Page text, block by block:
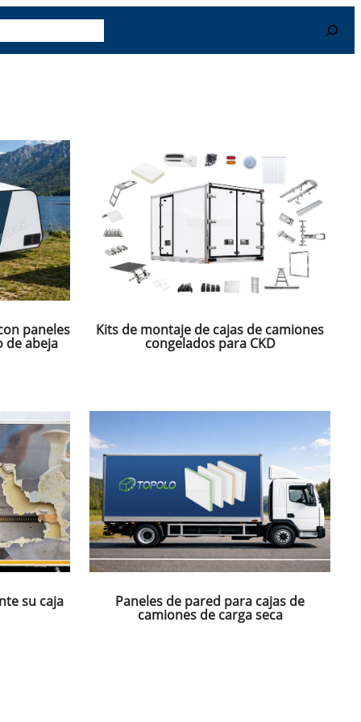
Search
paneles
de abeja
Kits de montaje de cajas de camiones
congelados para CKD
su caja Paneles de pared para cajas de
camiones de carga seca